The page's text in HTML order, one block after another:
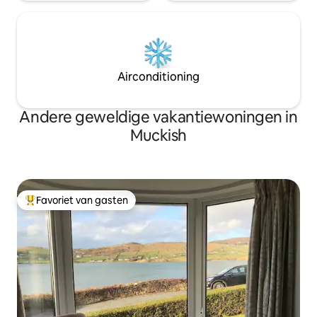
Airconditioning
Andere geweldige vakantiewoningen in
Muckish
Topfavoriet van gasten
Favoriet van gasten